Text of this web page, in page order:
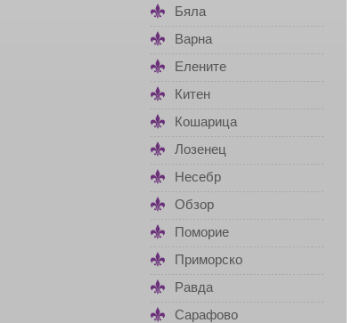
Бяла
Варна
Елените
Китен
Кошарица
Лозенец
Несебр
Обзор
Поморие
Приморско
Равда
Сарафово